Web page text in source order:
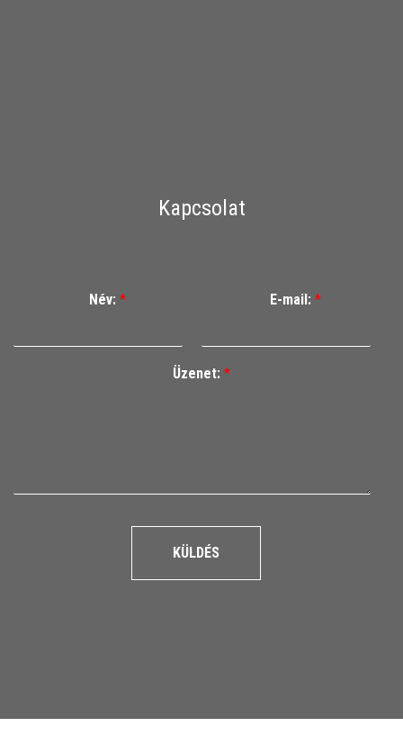
Kapcsolat
Név: * E-mail: *
Üzenet: *
KÜLDÉS